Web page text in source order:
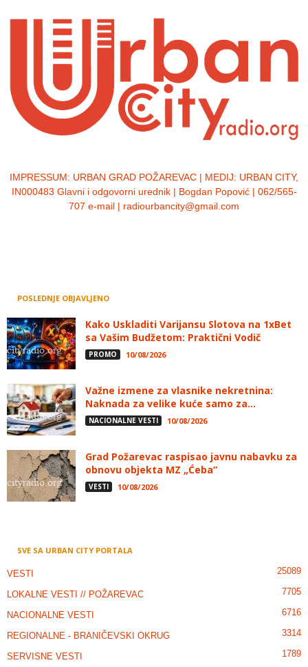
IMPRESSUM: URBAN GRAD POŽAREVAC | MEDIJ: URBAN CITY,
IN000483 Glavni i odgovorni urednik | Bogdan Popović | 062/565-
707 e-mail | radiourbancity@gmail.com
POSLEDNJE OBJAVLJENO
Kako Uskladiti Varijansu Slotova na 1xBet
sa Vašim Budžetom: Praktični Vodič
PROMO 10/08/2026
Važne izmene za vlasnike nekretnina:
Naknada za velike kuće samo za...
NACIONALNE VESTI 10/08/2026
Grad Požarevac raspisao javnu nabavku za
obnovu objekta MZ „Ćeba“
VESTI 10/08/2026
SVE SA URBAN CITY PORTALA
VESTI 25089
LOKALNE VESTI // POŽAREVAC 7705
NACIONALNE VESTI 6716
REGIONALNE - BRANIČEVSKI OKRUG 3314
SERVISNE VESTI 1789